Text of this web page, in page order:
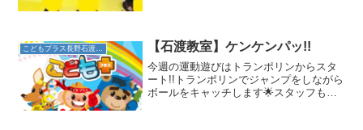
見て、紙が破れないよう...
こどもプラス長野石渡教室 【石渡教室】ケンケンパッ!!
今週の運動遊びはトランポリンからスタ
ート!!トランポリンでジャンプをしながら
ボールをキャッチします🌟スタッフも投